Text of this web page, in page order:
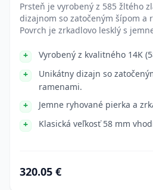
Prsteň je vyrobený z 585 žltého
dizajnom so zatočeným šípom a
Povrch je zrkadlovo lesklý s
Vyrobený z kvalitného 14K
Unikátny dizajn so
ramenami.
Jemne ryhované pierka a
Klasická veľkosť 58 mm
320.05 €